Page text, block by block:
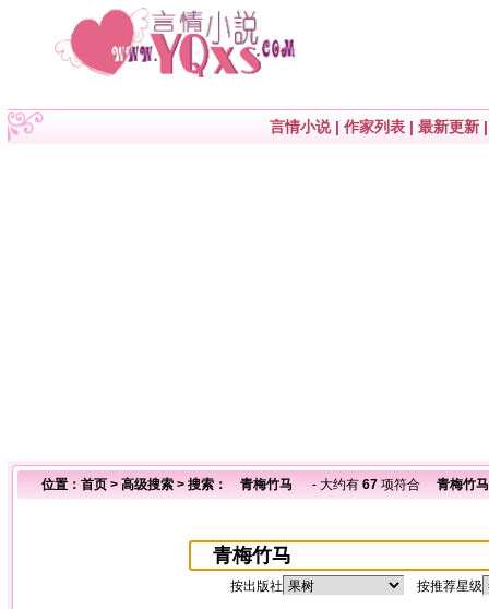
言情小说| 作家列表 | 最新更新
位置： 首页 > 高级搜索 > 搜索： 青梅竹马 - 大约有 67 项符合 青梅竹马
按出版社 按推荐星级